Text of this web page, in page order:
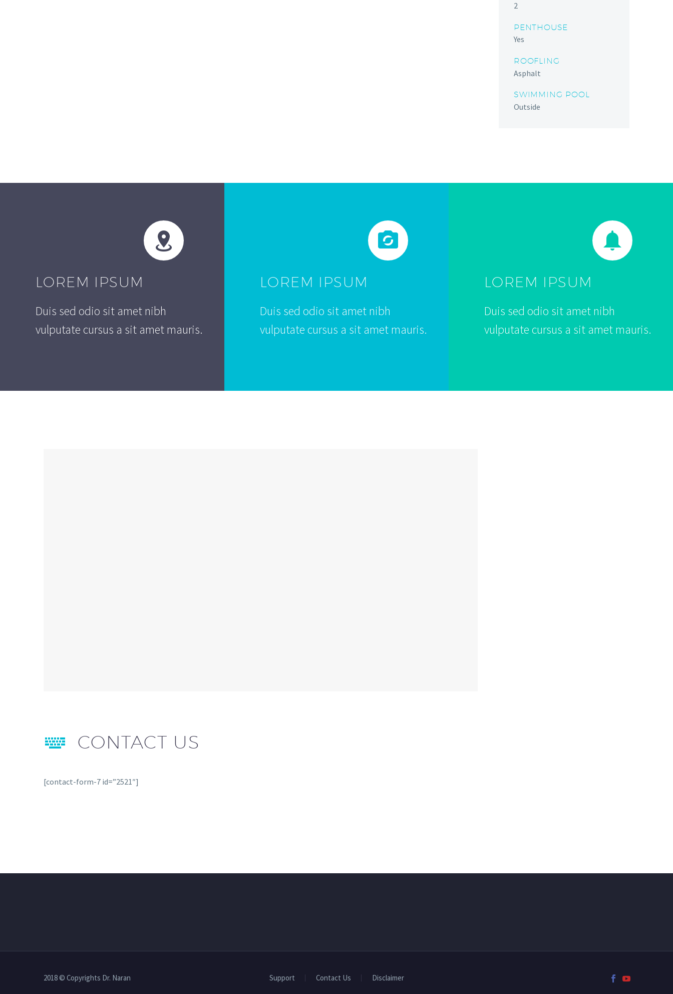
2
PENTHOUSE
Yes
ROOFLING
Asphalt
SWIMMING POOL
Outside


LOREM IPSUM
Duis sed odio sit amet nibh
vulputate cursus a sit amet mauris.


LOREM IPSUM
Duis sed odio sit amet nibh
vulputate cursus a sit amet mauris.


LOREM IPSUM
Duis sed odio sit amet nibh
vulputate cursus a sit amet mauris.

 CONTACT US
[contact-form-7 id=”2521″]
Support Contact Us Disclaimer
2018 © Copyrights Dr. Naran